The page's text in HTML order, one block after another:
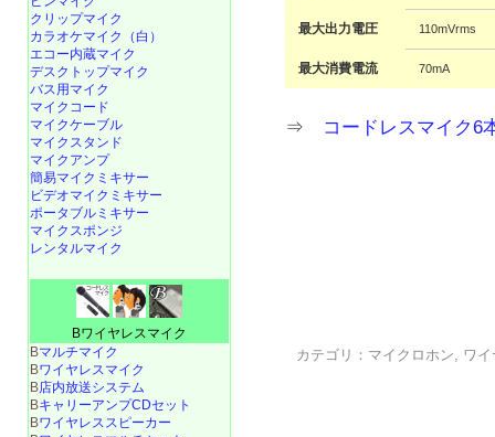
最大出力電圧 110mVrms
最大消費電流 70mA
⇒ コードレスマイク6
カテゴリ： マイクロホン, ワ
クリップマイク
カラオケマイク（白）
エコー内蔵マイク
デスクトップマイク
バス用マイク
マイクコード
マイクケーブル
マイクスタンド
マイクアンプ
簡易マイクミキサー
ビデオマイクミキサー
ポータブルミキサー
マイクスポンジ
レンタルマイク
Bワイヤレスマイク
Bマルチマイク
Bワイヤレスマイク
B店内放送システム
BキャリーアンプCDセット
Bワイヤレススピーカー